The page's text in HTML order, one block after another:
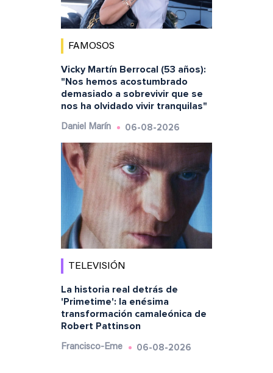
FAMOSOS
Vicky Martín Berrocal (53 años):
"Nos hemos acostumbrado
demasiado a sobrevivir que se
nos ha olvidado vivir tranquilas"
Daniel Marín 06-08-2026
TELEVISIÓN
La historia real detrás de
'Primetime': la enésima
transformación camaleónica de
Robert Pattinson
Francisco-Eme 06-08-2026